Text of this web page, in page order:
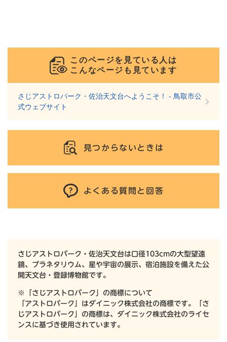
このページを見ている人は
こんなページも見ています
さじアストロパーク・佐治天文台へようこそ！ - 鳥取市公
式ウェブサイト
見つからないときは
よくある質問と回答
さじアストロパーク・佐治天文台は口径103cmの大型望遠
鏡、プラネタリウム、星や宇宙の展示、宿泊施設を備えた公
開天文台・登録博物館です。
※「さじアストロパーク」の商標について
「アストロパーク」はダイニック株式会社の商標です。「さ
じアストロパーク」の商標は、ダイニック株式会社のライセ
ンスに基づき使用されています。